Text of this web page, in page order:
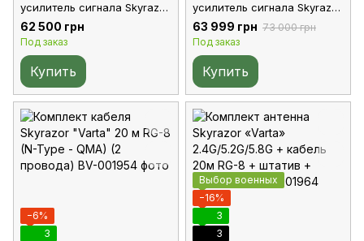
усилитель сигнала Skyrazor
"Otaman mini"
2.4GHz/5.2GHz/5.8GHz
62 500 грн
Под заказ
Купить
усилитель сигнала Skyrazor
«Varta» 2.4G/5.2G/5.8G +
пигтейлы + кабель 20
метров + кронштейн
63 999 грн 73 000 грн
Под заказ
Купить
−6%
3
Выбор военных
−16%
3
3